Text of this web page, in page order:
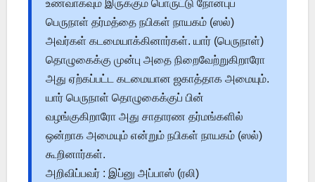
உணவாகவும் இருக்கும் பொருட்டு நோன்புப்
பெருநாள் தர்மத்தை நபிகள் நாயகம் (ஸல்)
அவர்கள் கடமையாக்கினார்கள். யார் (பெருநாள்)
தொழுகைக்கு முன்பு அதை நிறைவேற்றுகிறாரோ
அது ஏற்கப்பட்ட கடமையான ஜகாத்தாக அமையும்.
யார் பெருநாள் தொழுகைக்குப் பின்
வழங்குகிறாரோ அது சாதாரண தர்மங்களில்
ஒன்றாக அமையும் என்றும் நபிகள் நாயகம் (ஸல்)
கூறினார்கள்.
அறிவிப்பவர் : இப்னு அப்பாஸ் (ரலி)